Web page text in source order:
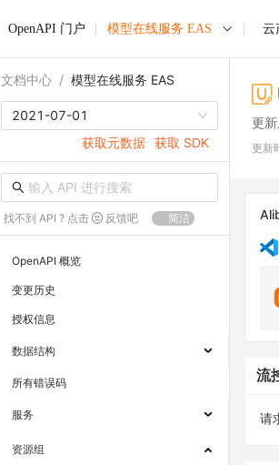
OpenAPI 门户 模型在线服务 EAS 云
文档中心 / 模型在线服务 EAS
2021-07-01
获取元数据 获取 SDK
找不到 API ? 点击 反馈吧 简洁
OpenAPI 概览
变更历史
授权信息
数据结构
所有错误码
服务
资源组
更
更新
流
请